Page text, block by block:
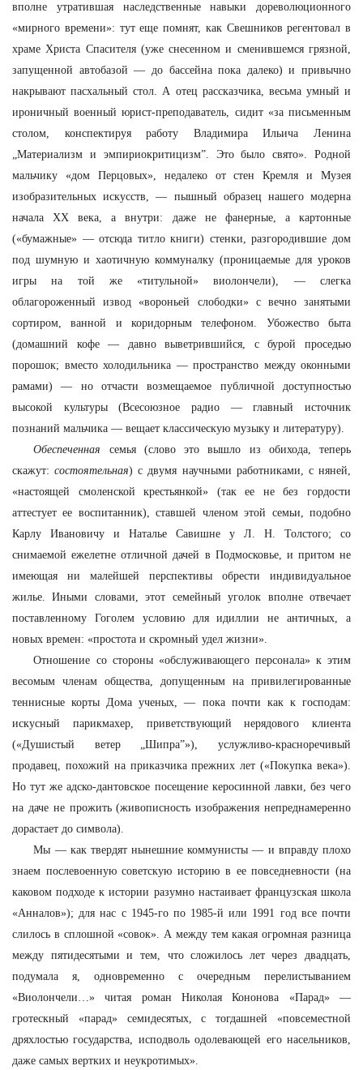
вполне утратившая наследственные навыки дореволюционного
«мирного времени»: тут еще помнят, как Свешников регентовал в
храме Христа Спасителя (уже снесенном и сменившемся грязной,
запущенной автобазой — до бассейна пока далеко) и привычно
накрывают пасхальный стол. А отец рассказчика, весьма умный и
ироничный военный юрист-преподаватель, сидит «за письменным
столом, конспектируя работу Владимира Ильича Ленина
„Материализм и эмпириокритицизм”. Это было свято». Родной
мальчику «дом Перцовых», недалеко от стен Кремля и Музея
изобразительных искусств, — пышный образец нашего модерна
начала ХХ века, а внутри: даже не фанерные, а картонные
(«бумажные» — отсюда титло книги) стенки, разгородившие дом
под шумную и хаотичную коммуналку (проницаемые для уроков
игры на той же «титульной» виолончели), — слегка
облагороженный извод «вороньей слободки» с вечно занятыми
сортиром, ванной и коридорным телефоном. Убожество быта
(домашний кофе — давно выветрившийся, с бурой проседью
порошок; вместо холодильника — пространство между оконными
рамами) — но отчасти возмещаемое публичной доступностью
высокой культуры (Всесоюзное радио — главный источник
познаний мальчика — вещает классическую музыку и литературу).
Обеспеченная семья (слово это вышло из обихода, теперь
скажут:состоятельная) с двумя научными работниками, с няней,
«настоящей смоленской крестьянкой» (так ее не без гордости
аттестует ее воспитанник), ставшей членом этой семьи, подобно
Карлу Ивановичу и Наталье Савишне у Л. Н. Толстого; со
снимаемой ежелетне отличной дачей в Подмосковье, и притом не
имеющая ни малейшей перспективы обрести индивидуальное
жилье. Иными словами, этот семейный уголок вполне отвечает
поставленному Гоголем условию для идиллии не античных, а
новых времен: «простота и скромный удел жизни».
Отношение со стороны «обслуживающего персонала» к этим
весомым членам общества, допущенным на привилегированные
теннисные корты Дома ученых, — пока почти как к господам:
искусный парикмахер, приветствующий нерядового клиента
(«Душистый ветер „Шипра”»), услужливо-красноречивый
продавец, похожий на приказчика прежних лет («Покупка века»).
Но тут же адско-дантовское посещение керосинной лавки, без чего
на даче не прожить (живописность изображения непреднамеренно
дорастает до символа).
Мы — как твердят нынешние коммунисты — и вправду плохо
знаем послевоенную советскую историю в ее повседневности (на
каковом подходе к истории разумно настаивает французская школа
«Анналов»); для нас с 1945-го по 1985-й или 1991 год все почти
слилось в сплошной «совок». А между тем какая огромная разница
между пятидесятыми и тем, что сложилось лет через двадцать,
подумала я, одновременно с очередным перелистыванием
«Виолончели…» читая роман Николая Кононова «Парад» —
гротескный «парад» семидесятых, с тогдашней «повсеместной
дряхлостью государства, исподволь одолевающей его насельников,
даже самых вертких и неукротимых».